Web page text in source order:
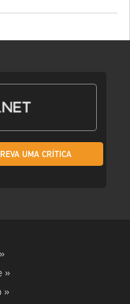
UMA CRÍTICA
»
»